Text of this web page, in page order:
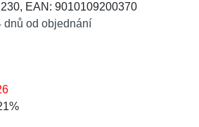
EAN: 9010109200370
dnů od objednání